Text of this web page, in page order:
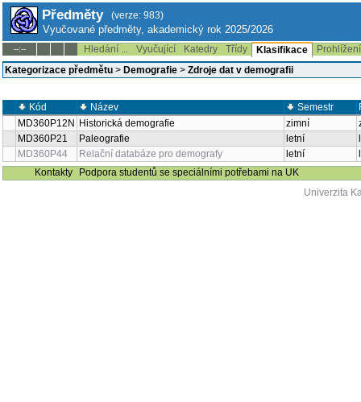
Předměty (verze: 983)
Vyučované předměty, akademický rok 2025/2026
--:-- Hledání ... Vyučující Katedry Třídy Klasifikace
Kategorizace předmětu > Demografie > Zdroje dat v demografii
Kód Název Semestr
MD360P12N
Historická demografie zimní
MD360P21
Paleografie letní
MD360P44
Relační databáze pro demografy letní
Kontakty
Podpora studentů se speciálními potřebami na UK
Univerzita